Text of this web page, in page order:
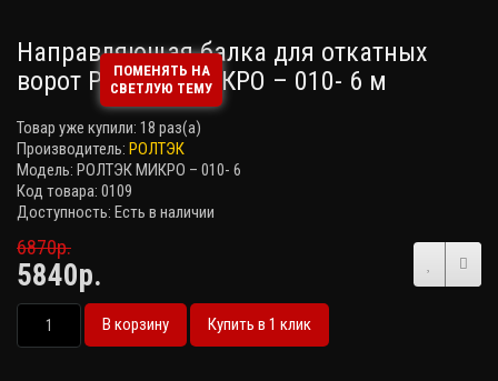
ПОМЕНЯТЬ НА
СВЕТЛУЮ ТЕМУ
Направляющая балка для откатных
ворот РОЛТЭК МИКРО – 010- 6 м
Товар уже купили: 18 раз(а)
Производитель: РОЛТЭК
Модель: РОЛТЭК МИКРО – 010- 6
Код товара: 0109
Доступность: Есть в наличии
6870р.
5840р.
В корзину Купить в 1 клик